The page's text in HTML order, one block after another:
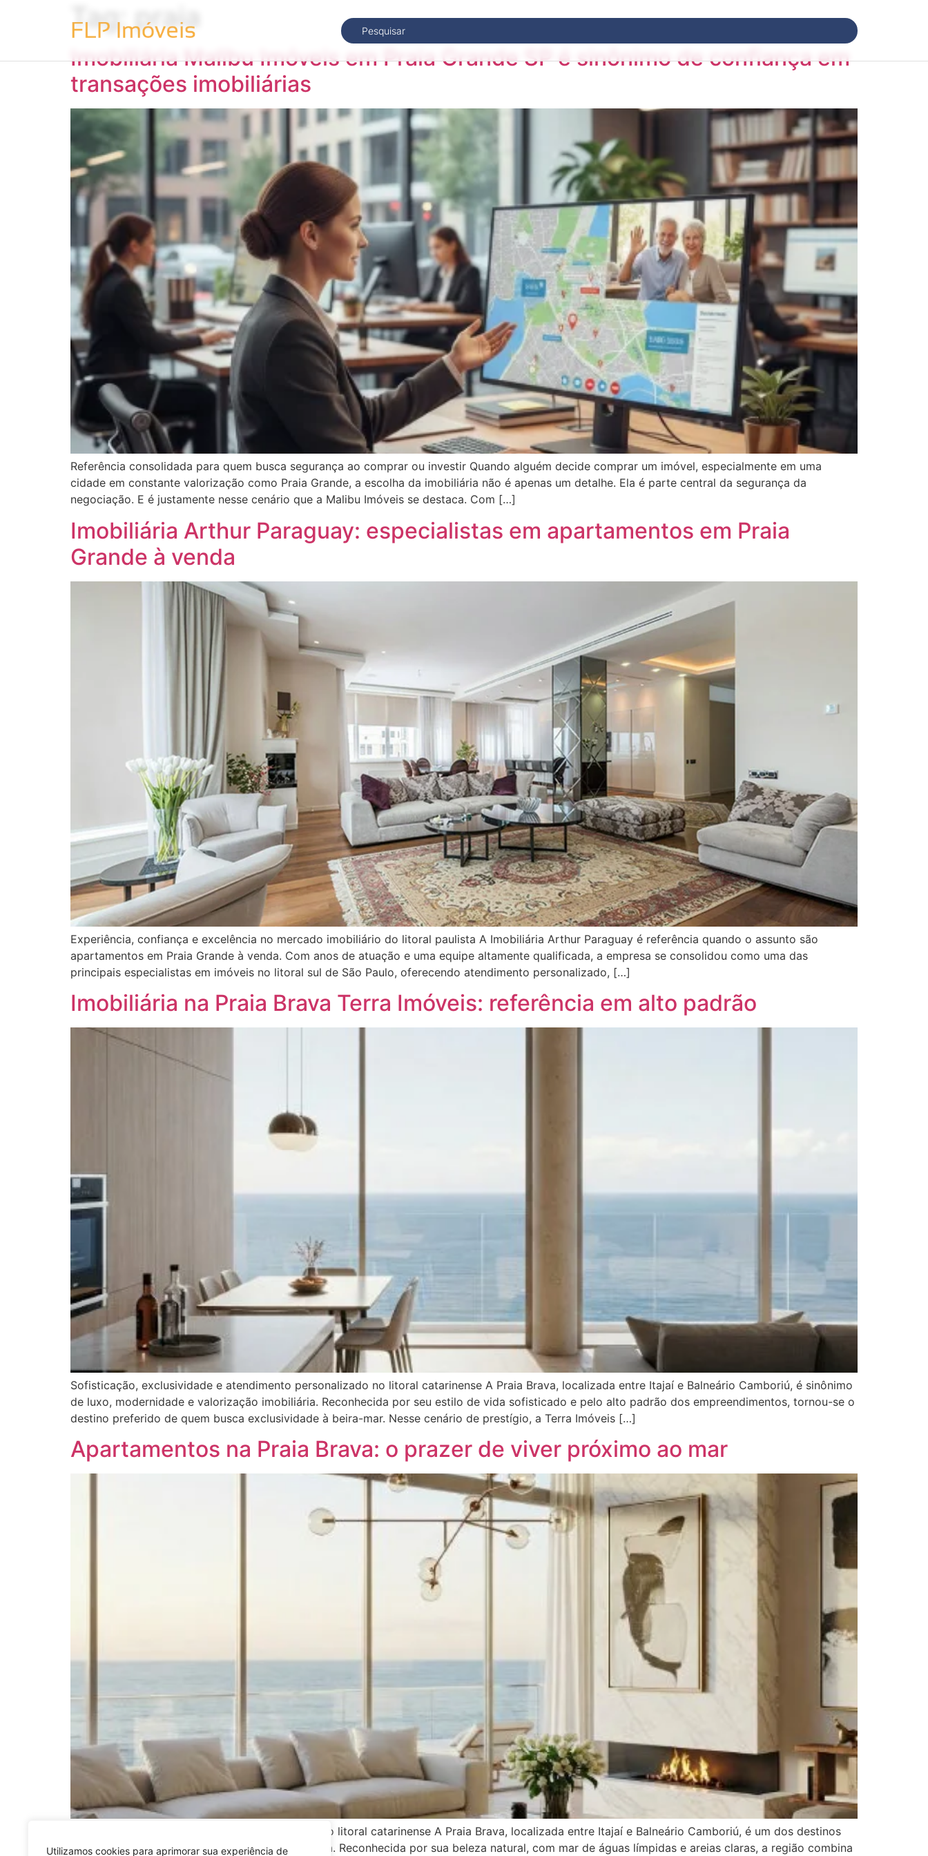
Utilizamos cookies para aprimorar sua experiência de
Tag:praia
Imobiliária Malibu Imóveis em Praia Grande SP é sinônimo de confiança em
transações imobiliárias
Referência consolidada para quem busca segurança ao comprar ou investir Quando alguém decide comprar um imóvel, especialmente em uma
cidade em constante valorização como Praia Grande, a escolha da imobiliária não é apenas um detalhe. Ela é parte central da segurança da
negociação. E é justamente nesse cenário que a Malibu Imóveis se destaca. Com […]
Imobiliária Arthur Paraguay: especialistas em apartamentos em Praia
Grande à venda
Experiência, confiança e excelência no mercado imobiliário do litoral paulista A Imobiliária Arthur Paraguay é referência quando o assunto são
apartamentos em Praia Grande à venda. Com anos de atuação e uma equipe altamente qualificada, a empresa se consolidou como uma das
principais especialistas em imóveis no litoral sul de São Paulo, oferecendo atendimento personalizado, […]
Imobiliária na Praia Brava Terra Imóveis: referência em alto padrão
Sofisticação, exclusividade e atendimento personalizado no litoral catarinense A Praia Brava, localizada entre Itajaí e Balneário Camboriú, é sinônimo
de luxo, modernidade e valorização imobiliária. Reconhecida por seu estilo de vida sofisticado e pelo alto padrão dos empreendimentos, tornou-se o
destino preferido de quem busca exclusividade à beira-mar. Nesse cenário de prestígio, a Terra Imóveis […]
Apartamentos na Praia Brava: o prazer de viver próximo ao mar
Praia Brava: um dos endereços mais desejados do litoral catarinense A Praia Brava, localizada entre Itajaí e Balneário Camboriú, é um dos destinos
mais sofisticados e valorizados de Santa Catarina. Reconhecida por sua beleza natural, com mar de águas límpidas e areias claras, a região combina